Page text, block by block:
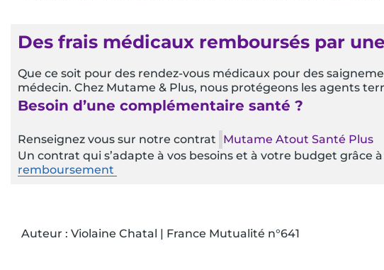
Des frais médicaux remboursés par
Que ce soit pour des rendez-vous médicaux pour des
médecin. Chez Mutame & Plus, nous protégeons les agents
Besoin d’une complémentaire santé ?
Renseignez vous sur notre contrat
Mutame Atout Santé Plus
Un contrat qui s’adapte à vos besoins et à votre budget
remboursement
Auteur : Violaine Chatal | France Mutualité n°641